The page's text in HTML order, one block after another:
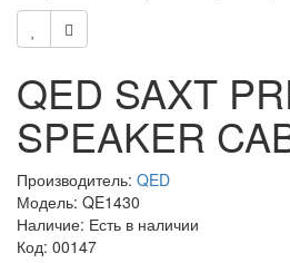
QED SAXT
SPEAKER
Производитель: QED
Модель: QE1430
Наличие: Есть в наличии
Код: 00147